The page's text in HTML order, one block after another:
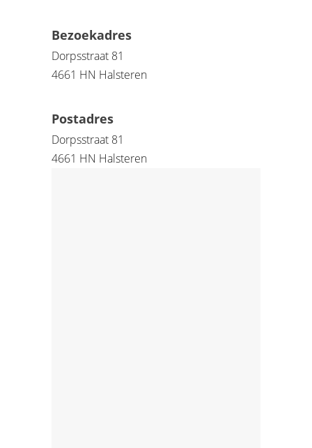
Bezoekadres
Dorpsstraat 81
4661 HN Halsteren
Postadres
Dorpsstraat 81
4661 HN Halsteren